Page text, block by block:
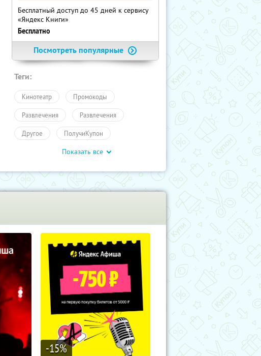
Бесплатный доступ до 45 дней к сервису
«Яндекс Книги»
Бесплатно
Посмотреть популярные
Теги:
Кинотеатр Промокоды
Развлечения Развлечения
Другое ПолучиКупон
Показать все
-15%